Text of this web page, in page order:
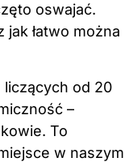
oswajać.
łatwo można
liczących od 20
–
To
w naszym